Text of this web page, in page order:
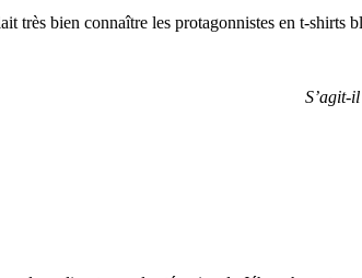
très bien connaître les protagonnistes en t-
S’agit-